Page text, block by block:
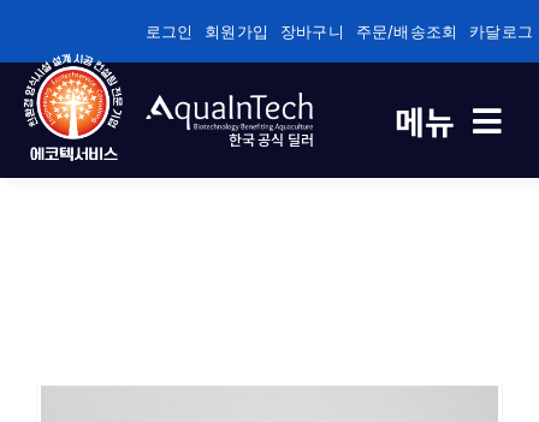
너
로그인 회원가입 장바구니 주문/배송조회 카달로그
한국 공식 딜러 메뉴